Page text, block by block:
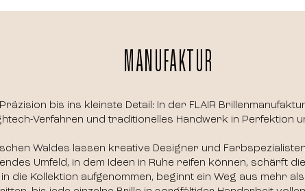
MANUFAKTUR
bis ins kleinste Detail: In der FLAIR
Verfahren und traditionelles Handwerk in Perfektion
Waldes lassen kreative Designer und
Umfeld, in dem Ideen in Ruhe reifen können, schärft
die Kollektion aufgenommen, beginnt ein Weg aus mehr